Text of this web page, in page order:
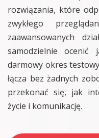
rozwiązania, które
zwykłego
zaawansowanych
samodzielnie ocenić
darmowy okres
łącza bez żadnych
przekonać się, jak
życie i komunikację.